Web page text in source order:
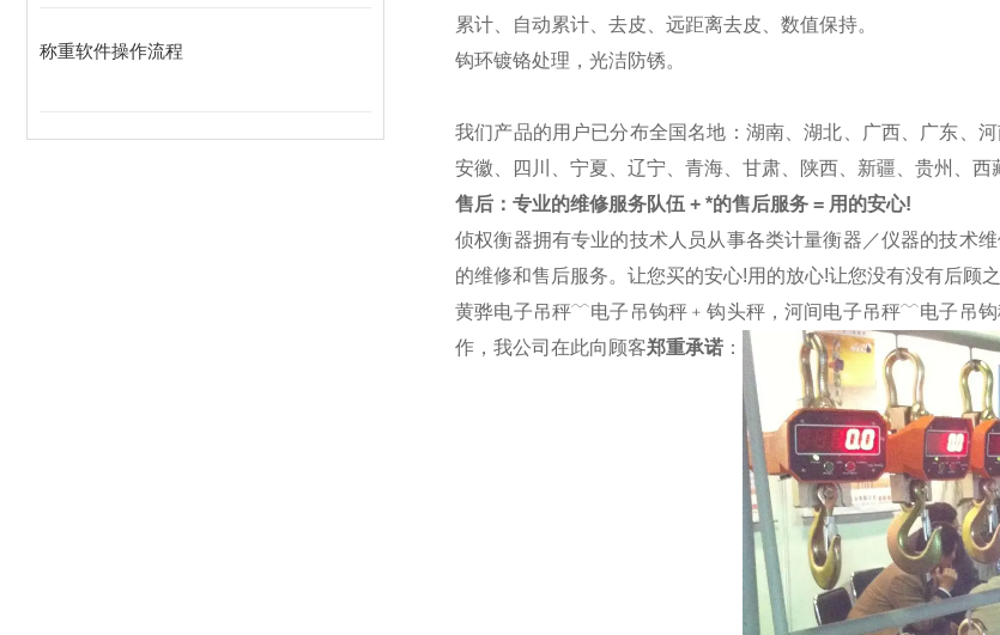
称重软件操作流程
累计、自动累计、去皮、远距离去皮、数值保持。
钩环镀铬处理，光洁防锈。
我们产品的用户已分布全国名地 ：湖南、湖北、广西、广东、
安徽、四川、宁夏、辽宁、青海、甘肃、陕西、新疆、贵州、西
售后：专业的维修服务队伍 + *的售后服务 = 用的安心!
侦权衡器拥有专业的技术人员从事各类计量衡器／仪器的技术
的维修和售后服务。让您买的安心!用的放心!让您没有没有后顾
黄骅电子吊秤﹋电子吊钩秤﹢钩头秤，河间电子吊秤﹋电子吊
作，我公司在此向顾客郑重承诺 ：